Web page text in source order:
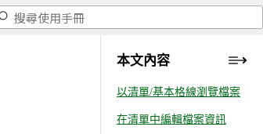
本文內容
以清單/基本格線瀏覽檔案
在清單中編輯檔案資訊